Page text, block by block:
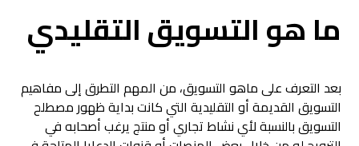
ما هو التسويق التقليدي
بعد التعرف على ماهو التسويق، من المهم التطرق إلى مفاهيم
التسويق القديمة أو التقليدية التي كانت بداية ظهور مصطلح
التسويق بالنسبة لأي نشاط تجاري أو منتج يرغب أصحابه في